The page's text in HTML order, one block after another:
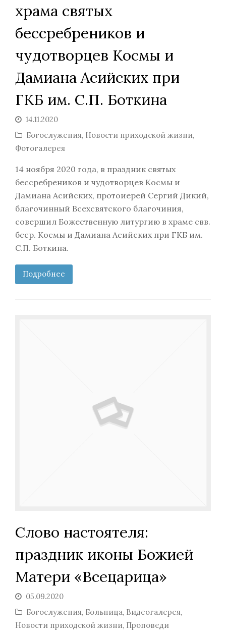
храма святых
бессребреников и
чудотворцев Космы и
Дамиана Асийских при
ГКБ им. С.П. Боткина
14.11.2020
Богослужения, Новости приходской жизни,
Фотогалерея
14 ноября 2020 года, в праздник святых
бессребреников и чудотворцев Космы и
Дамиана Асийских, протоиерей Сергий Дикий,
благочинный Всехсвятского благочиния,
совершил Божественную литургию в храме свв.
бсср. Космы и Дамиана Асийских при ГКБ им.
С.П. Боткина.
Подробнее
Слово настоятеля:
праздник иконы Божией
Матери «Всецарица»
05.09.2020
Богослужения, Больница, Видеогалерея,
Новости приходской жизни, Проповеди